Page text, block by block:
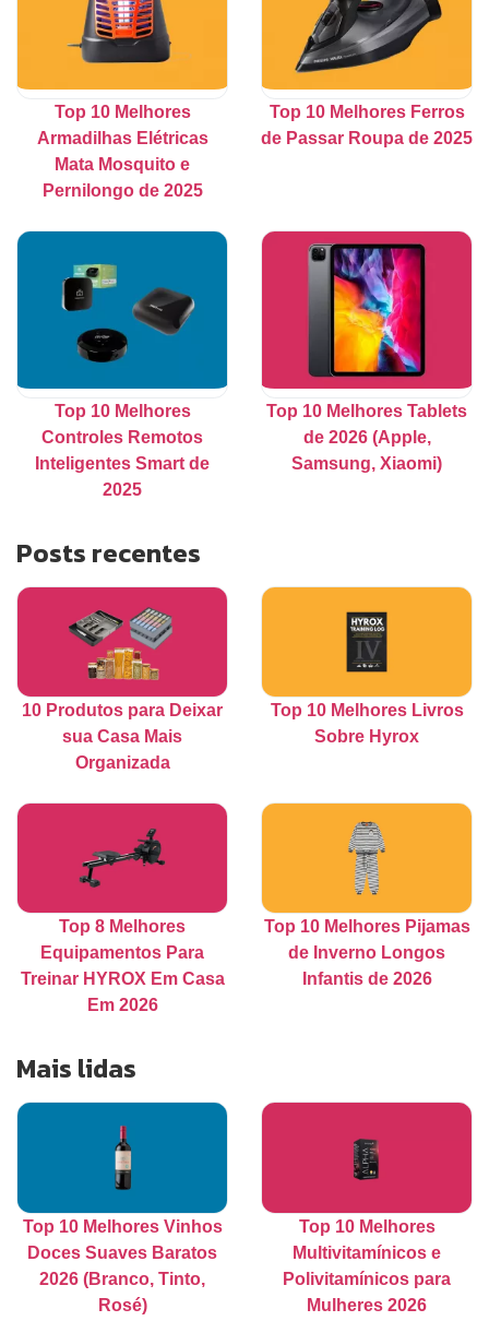
Top 10 Melhores
Armadilhas Elétricas
Mata Mosquito e
Pernilongo de 2025
Top 10 Melhores Ferros
de Passar Roupa de 2025
Top 10 Melhores
Controles Remotos
Inteligentes Smart de
2025
Top 10 Melhores Tablets
de 2026 (Apple,
Samsung, Xiaomi)
Posts recentes
10 Produtos para Deixar
sua Casa Mais
Organizada
Top 10 Melhores Livros
Sobre Hyrox
Top 8 Melhores
Equipamentos Para
Treinar HYROX Em Casa
Em 2026
Top 10 Melhores Pijamas
de Inverno Longos
Infantis de 2026
Mais lidas
Top 10 Melhores Vinhos
Doces Suaves Baratos
2026 (Branco, Tinto,
Rosé)
Top 10 Melhores
Multivitamínicos e
Polivitamínicos para
Mulheres 2026